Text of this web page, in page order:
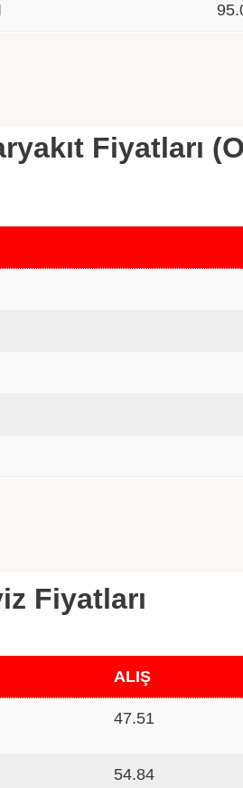
Fiyatları
Fiyatları
ALIŞ
47.51
54.84